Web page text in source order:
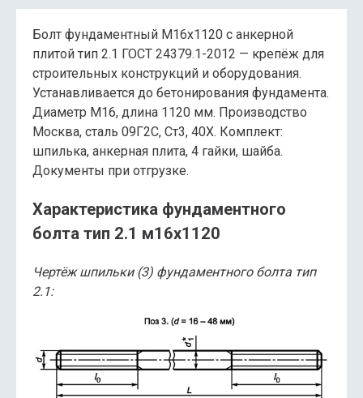
Болт фундаментный М16х1120 с анкерной
плитой тип 2.1 ГОСТ 24379.1-2012 — крепёж для
строительных конструкций и оборудования.
Устанавливается до бетонирования фундамента.
Диаметр М16, длина 1120 мм. Производство
Москва, сталь 09Г2С, Ст3, 40Х. Комплект:
шпилька, анкерная плита, 4 гайки, шайба.
Документы при отгрузке.
Характеристика фундаментного
болта тип 2.1 м16х1120
Чертёж шпильки (3) фундаментного болта тип
2.1: